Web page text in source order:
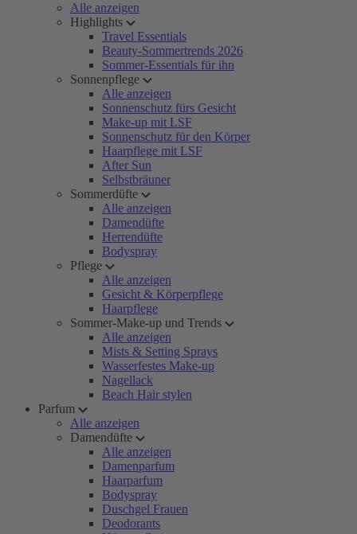
Alle anzeigen
Highlights
Travel Essentials
Beauty-Sommertrends 2026
Sommer-Essentials für ihn
Sonnenpflege
Alle anzeigen
Sonnenschutz fürs Gesicht
Make-up mit LSF
Sonnenschutz für den Körper
Haarpflege mit LSF
After Sun
Selbstbräuner
Sommerdüfte
Alle anzeigen
Damendüfte
Herrendüfte
Bodyspray
Pflege
Alle anzeigen
Gesicht & Körperpflege
Haarpflege
Sommer-Make-up und Trends
Alle anzeigen
Mists & Setting Sprays
Wasserfestes Make-up
Nagellack
Beach Hair stylen
Parfum
Alle anzeigen
Damendüfte
Alle anzeigen
Damenparfum
Haarparfum
Bodyspray
Duschgel Frauen
Deodorants